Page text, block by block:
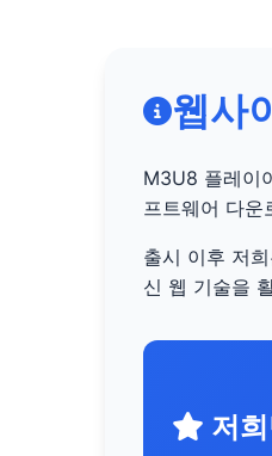
웹사
M3U8 플레이
프트웨어 다
출시 이후 저
신 웹 기술을
저